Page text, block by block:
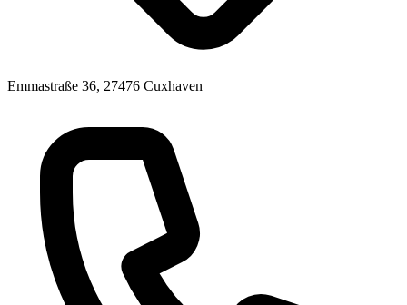
Emmastraße 36, 27476 Cuxhaven